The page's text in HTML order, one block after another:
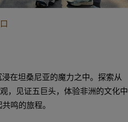
在坦桑尼亚的魔力之中。探索从
观，见证五巨头，体验非洲的文化中
鸣的旅程。